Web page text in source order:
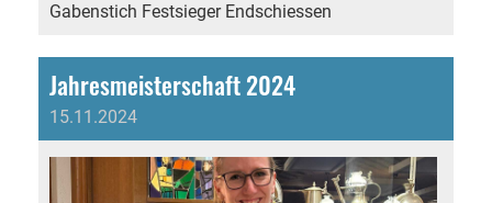
Gabenstich Festsieger Endschiessen
Jahresmeisterschaft 2024
15.11.2024